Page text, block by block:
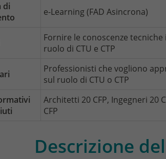
di
e-Learning (FAD Asincrona)
Fornire le conoscenze
ruolo di CTU e CTP
Professionisti che vogliono
sul ruolo di CTU o CTP
Architetti 20 CFP, Ingegneri 20
CFP
Descrizione